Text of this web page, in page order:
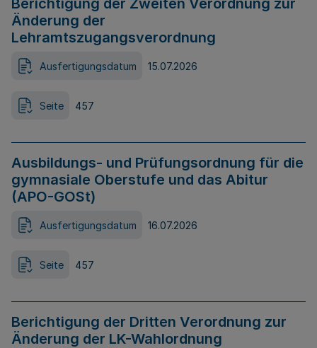
Berichtigung der Zweiten Verordnung zur
Änderung der
Lehramtszugangsverordnung
Ausfertigungsdatum 15.07.2026
Seite 457
Ausbildungs- und Prüfungsordnung für die
gymnasiale Oberstufe und das Abitur
(APO-GOSt)
Ausfertigungsdatum 16.07.2026
Seite 457
Berichtigung der Dritten Verordnung zur
Änderung der LK-Wahlordnung